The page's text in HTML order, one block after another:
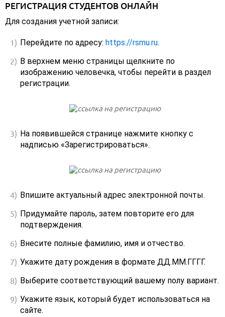
РЕГИСТРАЦИЯ СТУДЕНТОВ ОНЛАЙН
Для создания учетной записи:
Перейдите по адресу: https://rsmu.ru.
В верхнем меню страницы щелкните по
изображению человечка, чтобы перейти в раздел
регистрации.
На появившейся странице нажмите кнопку с
надписью «Зарегистрироваться».
Впишите актуальный адрес электронной почты.
Придумайте пароль, затем повторите его для
подтверждения.
Внесите полные фамилию, имя и отчество.
Укажите дату рождения в формате ДД.ММ.ГГГГ.
Выберите соответствующий вашему полу вариант.
Укажите язык, который будет использоваться на
сайте.